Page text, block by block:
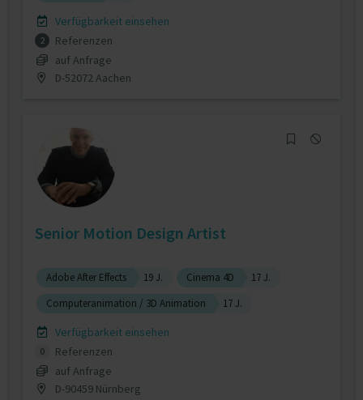
Verfügbarkeit einsehen
2
Referenzen
auf Anfrage
D-52072 Aachen
Senior Motion Design Artist
Adobe After Effects 19 J. Cinema 4D
17 J.
Computeranimation / 3D Animation
17 J.
Verfügbarkeit einsehen
0
Referenzen
auf Anfrage
D-90459 Nürnberg